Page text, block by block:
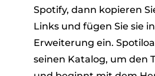
Spotify, dann kopieren
Links und fügen Sie sie
Erweiterung ein.
seinen Katalog, um den